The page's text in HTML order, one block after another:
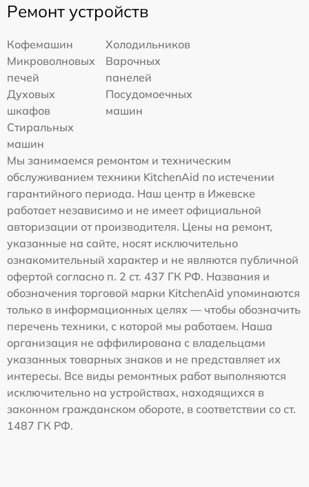
Ремонт устройств
Кофемашин
Холодильников
Микроволновых
печей
Варочных
панелей
Духовых
шкафов
Посудомоечных
машин
Стиральных
машин
Мы занимаемся ремонтом и техническим
обслуживанием техники KitchenAid по истечении
гарантийного периода. Наш центр в Ижевске
работает независимо и не имеет официальной
авторизации от производителя. Цены на ремонт,
указанные на сайте, носят исключительно
ознакомительный характер и не являются публичной
офертой согласно п. 2 ст. 437 ГК РФ. Названия и
обозначения торговой марки KitchenAid упоминаются
только в информационных целях — чтобы обозначить
перечень техники, с которой мы работаем. Наша
организация не аффилирована с владельцами
указанных товарных знаков и не представляет их
интересы. Все виды ремонтных работ выполняются
исключительно на устройствах, находящихся в
законном гражданском обороте, в соответствии со ст.
1487 ГК РФ.